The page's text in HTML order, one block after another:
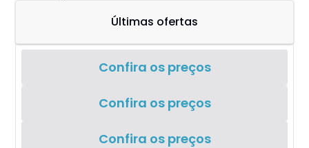
Últimas ofertas
Confira os preços
Confira os preços
Confira os preços